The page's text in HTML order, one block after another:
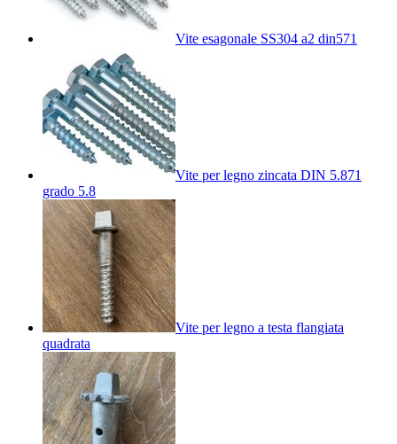
Vite esagonale SS304 a2 din571
Vite per legno zincata DIN 5.871
grado 5.8
Vite per legno a testa flangiata
quadrata